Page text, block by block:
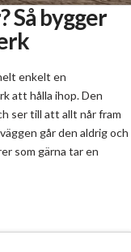
Så bygger
enkelt en
att hålla ihop. Den
ser till att allt når fram
går den aldrig och
som gärna tar en